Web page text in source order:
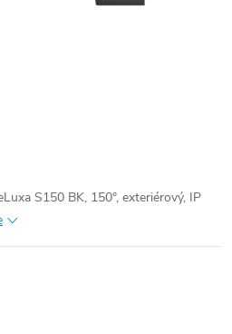
S150 BK, 150°, exteriérový, IP